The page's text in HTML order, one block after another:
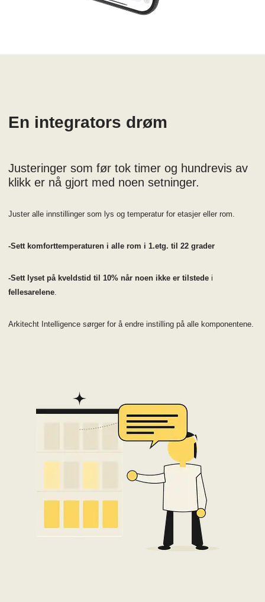
En integrators drøm
Justeringer som før tok timer og hundrevis av
klikk er nå gjort med noen setninger.
Juster alle innstillinger som lys og temperatur for etasjer eller rom.
-Sett komforttemperaturen i alle rom i 1.etg. til 22 grader
-Sett lyset på kveldstid til 10% når noen ikke er tilstede i
fellesarelene.
Arkitecht Intelligence sørger for å endre instilling på alle komponentene.